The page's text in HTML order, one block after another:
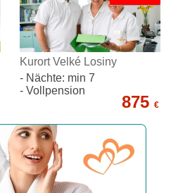
Kurort Velké Losiny
- Nächte: min 7
- Vollpension
875 €